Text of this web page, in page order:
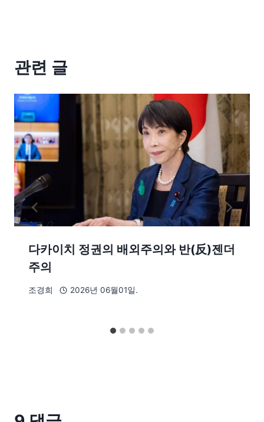
관련 글
다카이치 정권의 배외주의와 반(反)젠더
주의
조경희 2026년 06월01일.